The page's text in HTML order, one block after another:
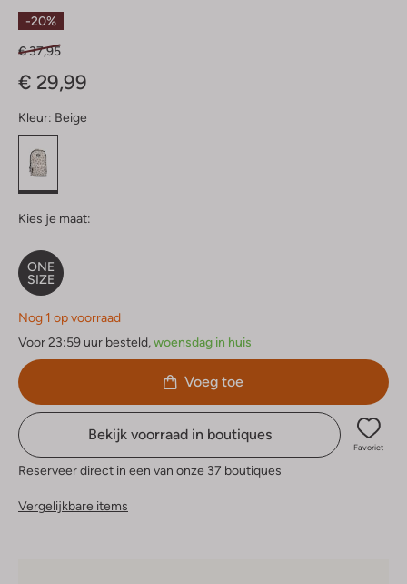
Sterren
-20%
€ 37,95
€ 29,99
Kleur: Beige
Kies je maat:
ONE
SIZE
Nog 1 op voorraad
Voor 23:59 uur besteld,woensdag in huis
Voeg toe
Bekijk voorraad in boutiques
Favoriet
Reserveer direct in een van onze 37 boutiques
Vergelijkbare items